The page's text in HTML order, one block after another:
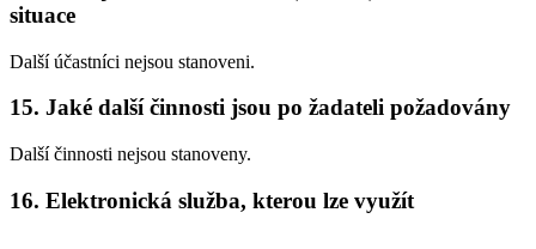
situace
Další účastníci nejsou stanoveni.
15. Jaké další činnosti jsou po žadateli požadovány
Další činnosti nejsou stanoveny.
16. Elektronická služba, kterou lze využít